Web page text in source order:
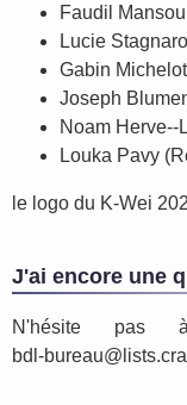
Faudil
Lucie
Gabin
Joseph
Noam Herve--
Louka Pavy
le logo du K-Wei
J'ai encore une
N'hésite